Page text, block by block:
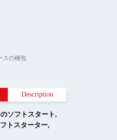
スの梱包
Description
ソフトスタート,
トスターター,